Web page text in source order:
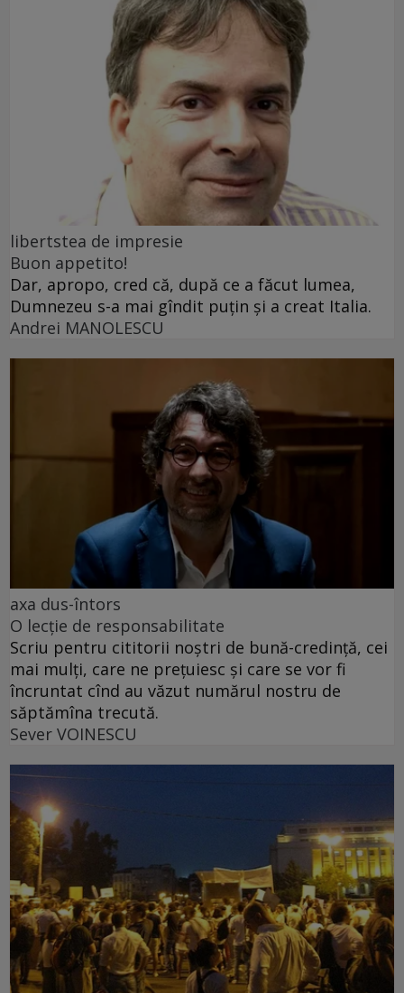
libertstea de impresie
Buon appetito!
Dar, apropo, cred că, după ce a făcut lumea,
Dumnezeu s-a mai gîndit puțin și a creat Italia.
Andrei MANOLESCU
axa dus-întors
O lecție de responsabilitate
Scriu pentru cititorii noștri de bună-credință, cei
mai mulți, care ne prețuiesc și care se vor fi
încruntat cînd au văzut numărul nostru de
săptămîna trecută.
Sever VOINESCU